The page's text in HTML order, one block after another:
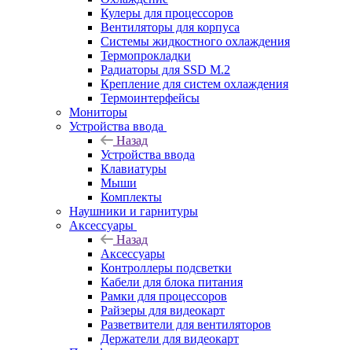
Кулеры для процессоров
Вентиляторы для корпуса
Системы жидкостного охлаждения
Термопрокладки
Радиаторы для SSD M.2
Крепление для систем охлаждения
Термоинтерфейсы
Мониторы
Устройства ввода
Назад
Устройства ввода
Клавиатуры
Мыши
Комплекты
Наушники и гарнитуры
Аксессуары
Назад
Аксессуары
Контроллеры подсветки
Кабели для блока питания
Рамки для процессоров
Райзеры для видеокарт
Разветвители для вентиляторов
Держатели для видеокарт